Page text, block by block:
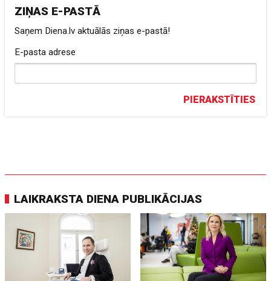
ZIŅAS E-PASTĀ
Saņem Diena.lv aktuālās ziņas e-pastā!
E-pasta adrese
PIERAKSTĪTIES
LAIKRAKSTA DIENA PUBLIKĀCIJAS